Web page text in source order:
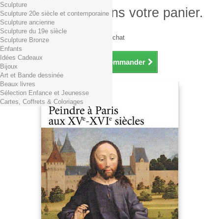
Il y a 1 produit dans votre panier.
Total produits TTC
Frais de port TTC
0,01€ dès 29€ d'achat
Total TTC
Continuer mes achats Commander
Sculpture
Sculpture 20e siècle et contemporaine
Sculpture ancienne
Sculpture du 19e siècle
Sculpture Bronze
Enfants
Idées Cadeaux
Bijoux
Art et Bande dessinée
Beaux livres
Sélection Enfance et Jeunesse
Cartes, Coffrets & Coloriages